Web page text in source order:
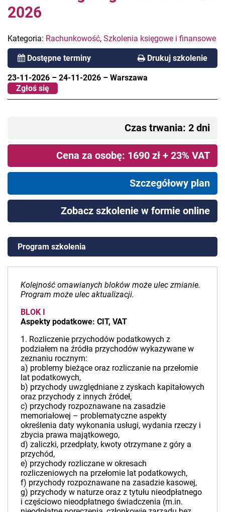
2026
Kategoria: Rachunkowość, Szkolenia księgowe i finansowe
Dostępne terminy Drukuj szkolenie
23-11-2026 – 24-11-2026 – Warszawa
Zgłoś się
Czas trwania: 2 dni
Cena za osobę: 1690 zł + 23% VAT
Szczegółowy plan
Zobacz szkolenie w formie online
Program szkolenia
Kolejność omawianych bloków może ulec zmianie.
Program może ulec aktualizacji.
BLOK I
Aspekty podatkowe: CIT, VAT
1. Rozliczenie przychodów podatkowych z
podziałem na źródła przychodów wykazywane w
zeznaniu rocznym:
a) problemy bieżące oraz rozliczanie na przełomie
lat podatkowych,
b) przychody uwzględniane z zyskach kapitałowych
oraz przychody z innych źródeł,
c) przychody rozpoznawane na zasadzie
memoriałowej – problematyczne aspekty
określenia daty wykonania usługi, wydania rzeczy i
zbycia prawa majątkowego,
d) zaliczki, przedpłaty, kwoty otrzymane z góry a
przychód,
e) przychody rozliczane w okresach
rozliczeniowych na przełomie lat podatkowych,
f) przychody rozpoznawane na zasadzie kasowej,
g) przychody w naturze oraz z tytułu nieodpłatnego
i częściowo nieodpłatnego świadczenia (m.in.